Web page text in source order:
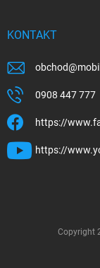
KONTAKT
obchod@
0908 447 777
https://
https://
Copyright